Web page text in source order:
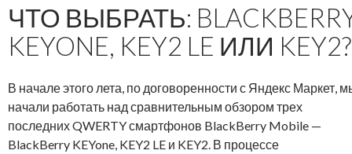
ЧТО ВЫБРАТЬ:
KEYONE, KEY2 LE ИЛИ KEY2?
В начале этого лета, по договоренности с Яндекс Маркет,
начали работать над сравнительным обзором трех
последних QWERTY смартфонов BlackBerry Mobile —
BlackBerry KEYone, KEY2 LE и KEY2. В процессе